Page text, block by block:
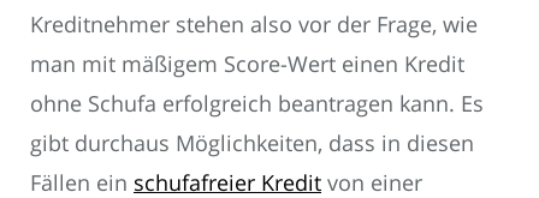
Kreditnehmer stehen also vor der Frage, wie
man mit mäßigem Score-Wert einen Kredit
ohne Schufa erfolgreich beantragen kann. Es
gibt durchaus Möglichkeiten, dass in diesen
Fällen ein schufafreier Kredit von einer